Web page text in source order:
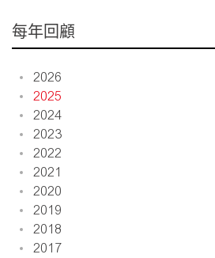
每年回顧
2026
2025
2024
2023
2022
2021
2020
2019
2018
2017